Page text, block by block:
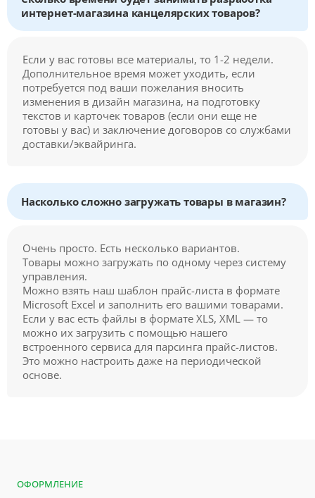
интернет-магазина канцелярских товаров?
Если у вас готовы все материалы, то 1-2 недели.
Дополнительное время может уходить, если
потребуется под ваши пожелания вносить
изменения в дизайн магазина, на подготовку
текстов и карточек товаров (если они еще не
готовы у вас) и заключение договоров со службами
доставки/эквайринга.
Насколько сложно загружать товары в магазин?
Очень просто. Есть несколько вариантов.
Товары можно загружать по одному через систему
управления.
Можно взять наш шаблон прайс-листа в формате
Microsoft Excel и заполнить его вашими товарами.
Если у вас есть файлы в формате XLS, XML — то
можно их загрузить с помощью нашего
встроенного сервиса для парсинга прайс-листов.
Это можно настроить даже на периодической
основе.
ОФОРМЛЕНИЕ